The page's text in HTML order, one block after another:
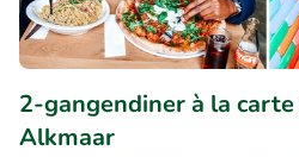
2-gangendiner à la
Alkmaar